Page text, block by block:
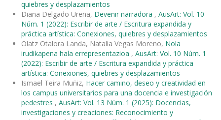
quiebres y desplazamientos
Diana Delgado Ureña, Devenir narradora , AusArt: Vol. 10
Núm. 1 (2022): Escribir de arte / Escritura expandida y
práctica artística: Conexiones, quiebres y desplazamientos
Olatz Otalora Landa, Natalia Vegas Moreno, Nola
irudikapena hala errepresentazioa , AusArt: Vol. 10 Núm. 1
(2022): Escribir de arte / Escritura expandida y práctica
artística: Conexiones, quiebres y desplazamientos
Ismael Teira Muñiz, Hacer camino, deseo y creatividad en
los campus universitarios para una docencia e investigación
pedestres , AusArt: Vol. 13 Núm. 1 (2025): Docencias,
investigaciones y creaciones: Reconocimiento y